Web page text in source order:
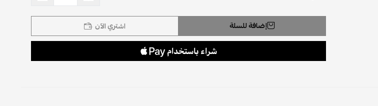
إضافة للسلة اشتري الآن